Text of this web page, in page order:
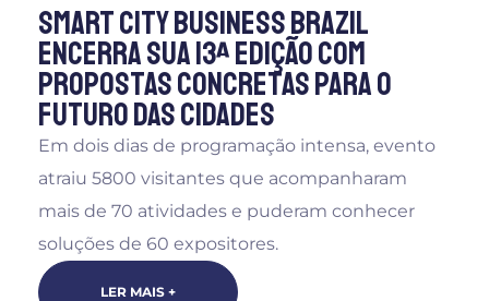
Smart City Business Brazil
encerra sua 13ª edição com
propostas concretas para o
futuro das cidades
Em dois dias de programação intensa, evento
atraiu 5800 visitantes que acompanharam
mais de 70 atividades e puderam conhecer
soluções de 60 expositores.
LER MAIS +